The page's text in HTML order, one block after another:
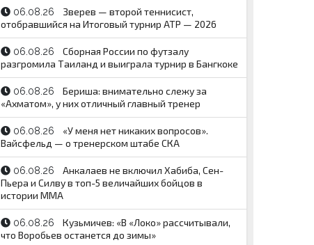
06.08.26
Зверев — второй теннисист,
отобравшийся на Итоговый турнир ATP — 2026
06.08.26
Сборная России по футзалу
разгромила Таиланд и выиграла турнир в Бангкоке
06.08.26
Бериша: внимательно слежу за
«Ахматом», у них отличный главный тренер
06.08.26
«У меня нет никаких вопросов».
Вайсфельд — о тренерском штабе СКА
06.08.26
Анкалаев не включил Хабиба, Сен-
Пьера и Силву в топ-5 величайших бойцов в
истории ММА
06.08.26
Кузьмичев: «В «Локо» рассчитывали,
что Воробьев останется до зимы»